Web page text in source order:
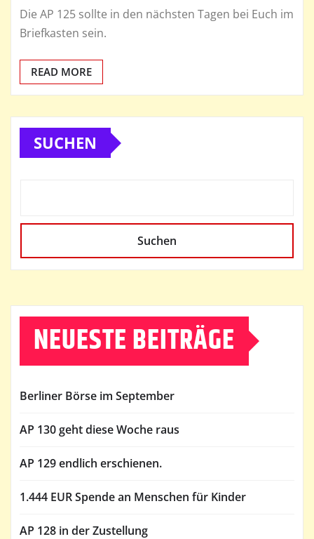
Die AP 125 sollte in den nächsten Tagen bei Euch im
Briefkasten sein.
READ MORE
SUCHEN
Suchen
NEUESTE BEITRÄGE
Berliner Börse im September
AP 130 geht diese Woche raus
AP 129 endlich erschienen.
1.444 EUR Spende an Menschen für Kinder
AP 128 in der Zustellung